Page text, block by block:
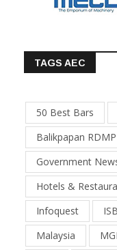
TAGS AEC
50 Best Bars
Balikpapan RDMP
Government
Hotels &
Infoquest
Malaysia